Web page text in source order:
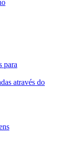
para
através do